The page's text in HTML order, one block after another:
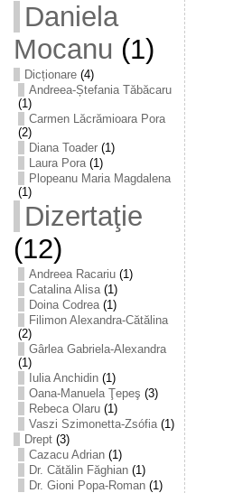
Daniela
Mocanu (1)
Dicționare(4)
Andreea-Ștefania Tăbăcaru
(1)
Carmen Lăcrămioara Pora
(2)
Diana Toader(1)
Laura Pora(1)
Plopeanu Maria Magdalena
(1)
Dizertaţie
(12)
Andreea Racariu(1)
Catalina Alisa(1)
Doina Codrea(1)
Filimon Alexandra-Cătălina
(2)
Gârlea Gabriela-Alexandra
(1)
Iulia Anchidin(1)
Oana-Manuela Ţepeş (3)
Rebeca Olaru(1)
Vaszi Szimonetta-Zsófia(1)
Drept(3)
Cazacu Adrian(1)
Dr. Cătălin Făghian(1)
Dr. Gioni Popa-Roman(1)